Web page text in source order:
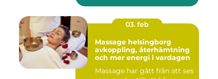
03. feb
Massage helsingborg
avkoppling, återhämtning
och mer energi i vardagen
Massage har gått från att ses